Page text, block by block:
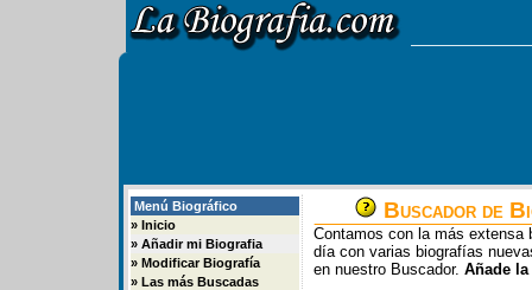
Menú Biográfico
» Inicio
» Añadir mi Biografia
» Modificar Biografía
» Las más Buscadas
Buscador de
Contamos con la más extensa
día con varias biografías
en nuestro Buscador. Añade